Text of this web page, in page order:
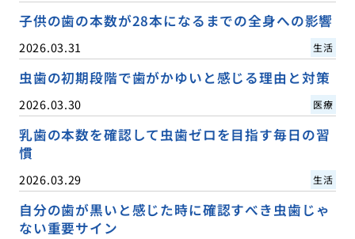
子供の歯の本数が28本になるまでの全身への影響
2026.03.31 生活
虫歯の初期段階で歯がかゆいと感じる理由と対策
2026.03.30 医療
乳歯の本数を確認して虫歯ゼロを目指す毎日の習
慣
2026.03.29 生活
自分の歯が黒いと感じた時に確認すべき虫歯じゃ
ない重要サイン